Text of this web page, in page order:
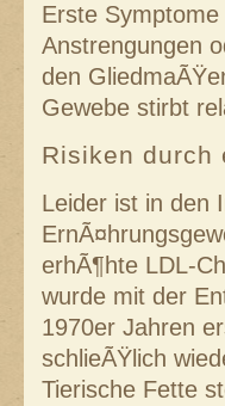
Erste
Anstrengungen
den
Gewebe stirbt
Risiken durch
Leider ist in den
erhÃ¶hte LDL-
wurde mit der
1970er Jahren
schlieÃŸlich
Tierische Fette